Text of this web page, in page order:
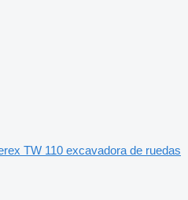
TW 110 excavadora de ruedas